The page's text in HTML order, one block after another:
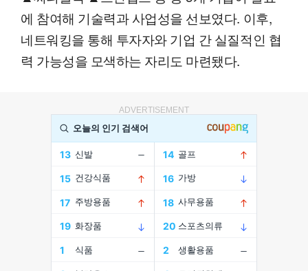
에 참여해 기술력과 사업성을 선보였다. 이후,
네트워킹을 통해 투자자와 기업 간 실질적인 협
력 가능성을 모색하는 자리도 마련됐다.
ADVERTISEMENT